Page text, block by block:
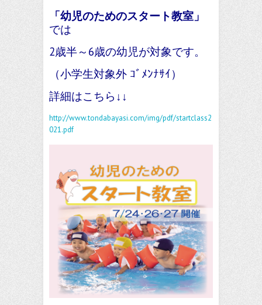
「幼児のためのスタート教室」
では
2歳半～6歳の幼児が対象です。
（小学生対象外 ｺﾞﾒﾝﾅｻｲ）
詳細はこちら↓↓
http://www.tondabayasi.com/img/pdf/startclass2
021.pdf